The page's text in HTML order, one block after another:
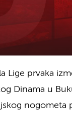
Lige prvaka
Dinama u
nogometa